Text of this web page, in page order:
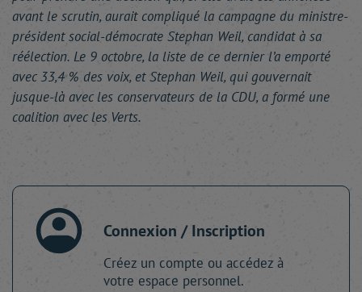
avant le scrutin, aurait compliqué la campagne du ministre-
président social-démocrate Stephan Weil, candidat à sa
réélection. Le 9 octobre, la liste de ce dernier l’a emporté
avec 33,4 % des voix, et Stephan Weil, qui gouvernait
jusque-là avec les conservateurs de la CDU, a formé une
coalition avec les Verts.
Connexion / Inscription
Créez un compte ou accédez à
votre espace personnel.